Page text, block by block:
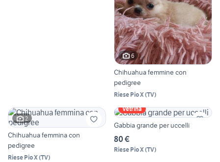
6
Chihuahua femmine con
pedigree
Riese Pio X(TV)
2
Chihuahua femmina con
pedigree
Riese Pio X(TV)
Vetrina
Gabbia grande per uccelli
80 €
Riese Pio X(TV)